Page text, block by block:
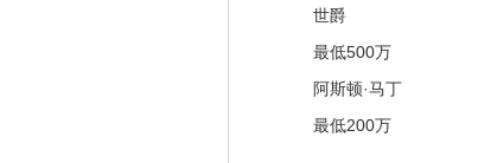
世爵
最低500万
阿斯顿·马丁
最低200万